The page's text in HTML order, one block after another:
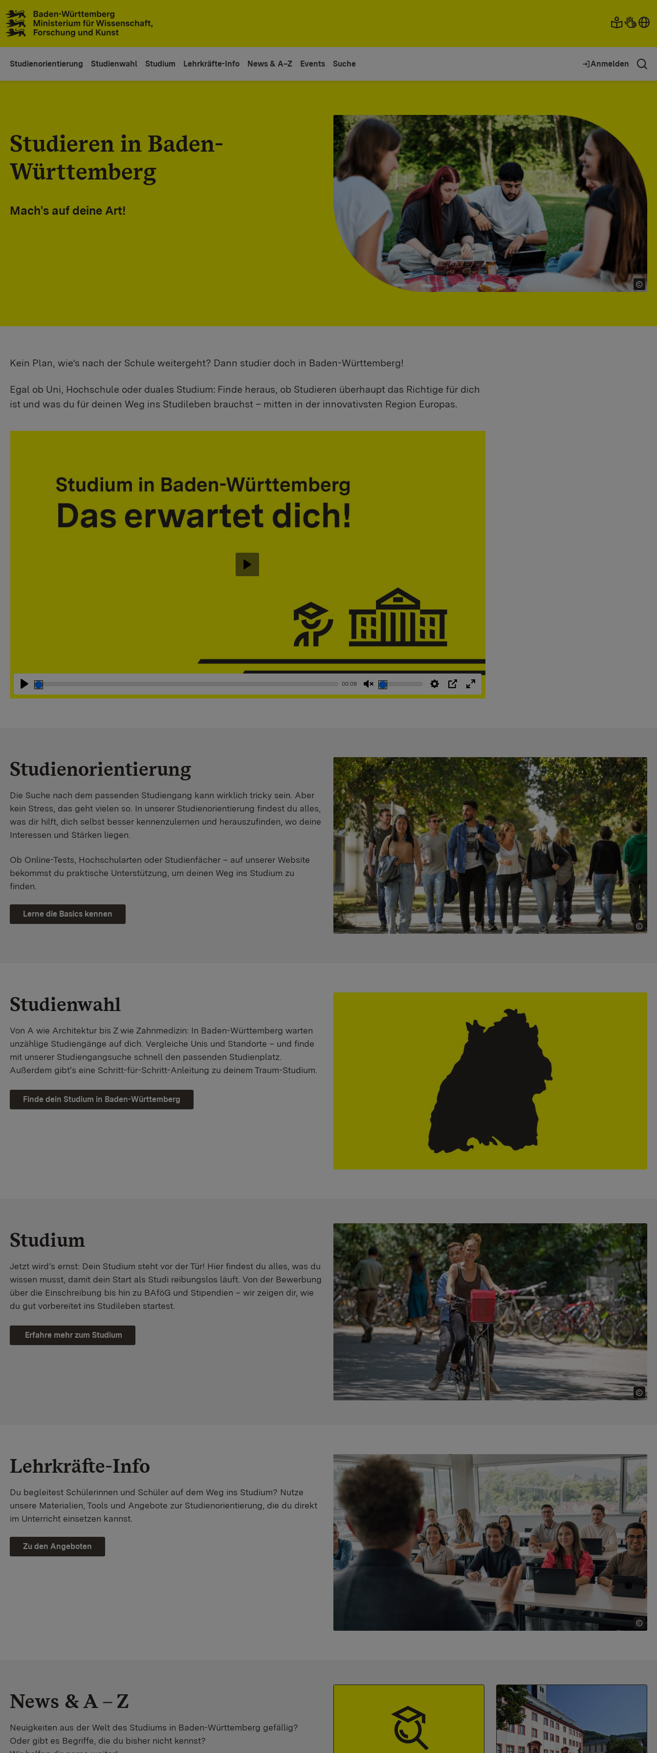
Studienorientierung Studienwahl Studium Lehrkräfte-Info News & A–Z Events Suche Anmelden
Studieren in Baden-
Württemberg
Mach's auf deine Art!
Kein Plan, wie’s nach der Schule weitergeht? Dann studier doch in Baden-Württemberg!
Egal ob Uni, Hochschule oder duales Studium: Finde heraus, ob Studieren überhaupt das Richtige für dich
ist und was du für deinen Weg ins Studileben brauchst – mitten in der innovativsten Region Europas.
Abspielen
00:09
StummschaltungEinstellungen
PIP Vollbild
Abspielen
Studienorientierung
Die Suche nach dem passenden Studiengang kann wirklich tricky sein. Aber
kein Stress, das geht vielen so. In unserer Studienorientierung findest du alles,
was dir hilft, dich selbst besser kennenzulernen und herauszufinden, wo deine
Interessen und Stärken liegen.
Ob Online-Tests, Hochschularten oder Studienfächer – auf unserer Website
bekommst du praktische Unterstützung, um deinen Weg ins Studium zu
finden.
Lerne die Basics kennen
Studienwahl
Von A wie Architektur bis Z wie Zahnmedizin: In Baden-Württemberg warten
unzählige Studiengänge auf dich. Vergleiche Unis und Standorte – und finde
mit unserer Studiengangsuche schnell den passenden Studienplatz.
Außerdem gibt's eine Schritt-für-Schritt-Anleitung zu deinem Traum-Studium.
Finde dein Studium in Baden-Württemberg
Studium
Jetzt wird’s ernst: Dein Studium steht vor der Tür! Hier findest du alles, was du
wissen musst, damit dein Start als Studi reibungslos läuft. Von der Bewerbung
über die Einschreibung bis hin zu BAföG und Stipendien – wir zeigen dir, wie
du gut vorbereitet ins Studileben startest.
Erfahre mehr zum Studium
Lehrkräfte-Info
Du begleitest Schülerinnen und Schüler auf dem Weg ins Studium? Nutze
unsere Materialien, Tools und Angebote zur Studienorientierung, die du direkt
im Unterricht einsetzen kannst.
Zu den Angeboten
News & A – Z
Neuigkeiten aus der Welt des Studiums in Baden-Württemberg gefällig?
Oder gibt es Begriffe, die du bisher nicht kennst?